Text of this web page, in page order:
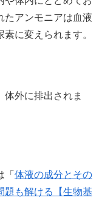
たアンモニアは血液
に変えられます。
体外に排出されま
体液の成分とその
題も解ける【生物基